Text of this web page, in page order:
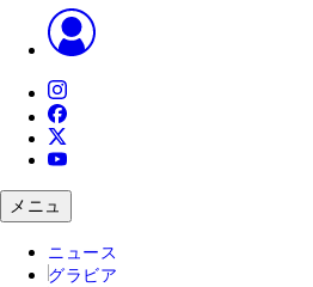
メニュ
ニュース
グラビア